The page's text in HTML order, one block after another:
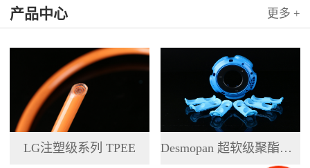
产品中心 更多 +
LG注塑级系列 TPEE Desmopan 超软级聚酯系列 TPU